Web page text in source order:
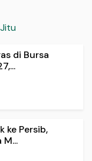
di Bursa
ke Persib,